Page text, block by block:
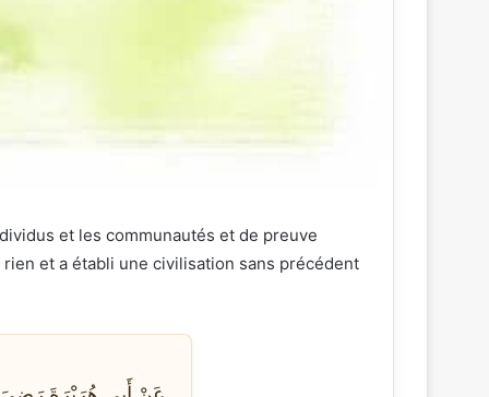
et a établi une civilisation sans précédent